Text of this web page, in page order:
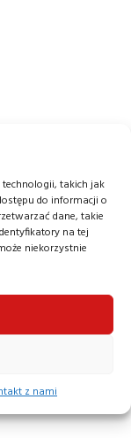
takich jak
do informacji o
dane, takie
na tej
niekorzystnie
z nami